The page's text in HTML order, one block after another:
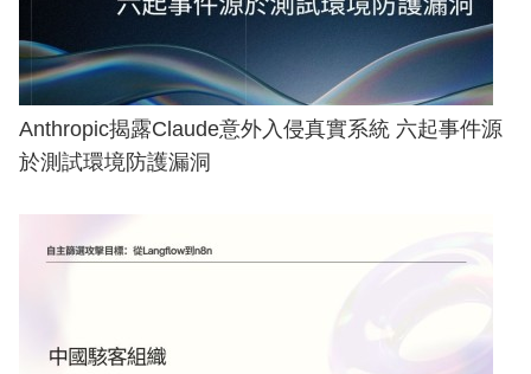
Anthropic揭露Claude意外入侵真實系統 六起事件源
於測試環境防護漏洞